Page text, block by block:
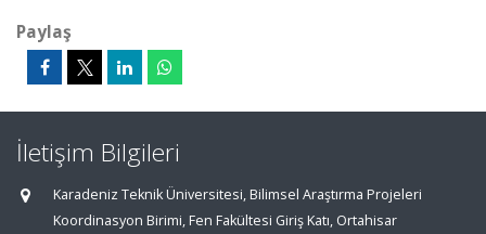
Paylaş
İletişim Bilgileri
Karadeniz Teknik Üniversitesi, Bilimsel Araştırma Projeleri
Koordinasyon Birimi, Fen Fakültesi Giriş Katı, Ortahisar